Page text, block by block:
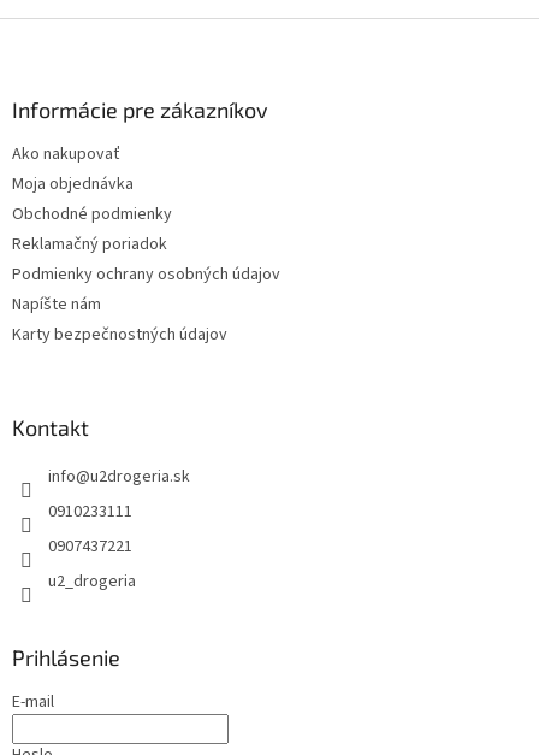
Informácie pre zákazníkov
Ako nakupovať
Moja objednávka
Obchodné podmienky
Reklamačný poriadok
Podmienky ochrany osobných údajov
Napíšte nám
Karty bezpečnostných údajov
Kontakt
info@u2drogeria.sk
0910233111
0907437221
u2_drogeria
Prihlásenie
E-mail